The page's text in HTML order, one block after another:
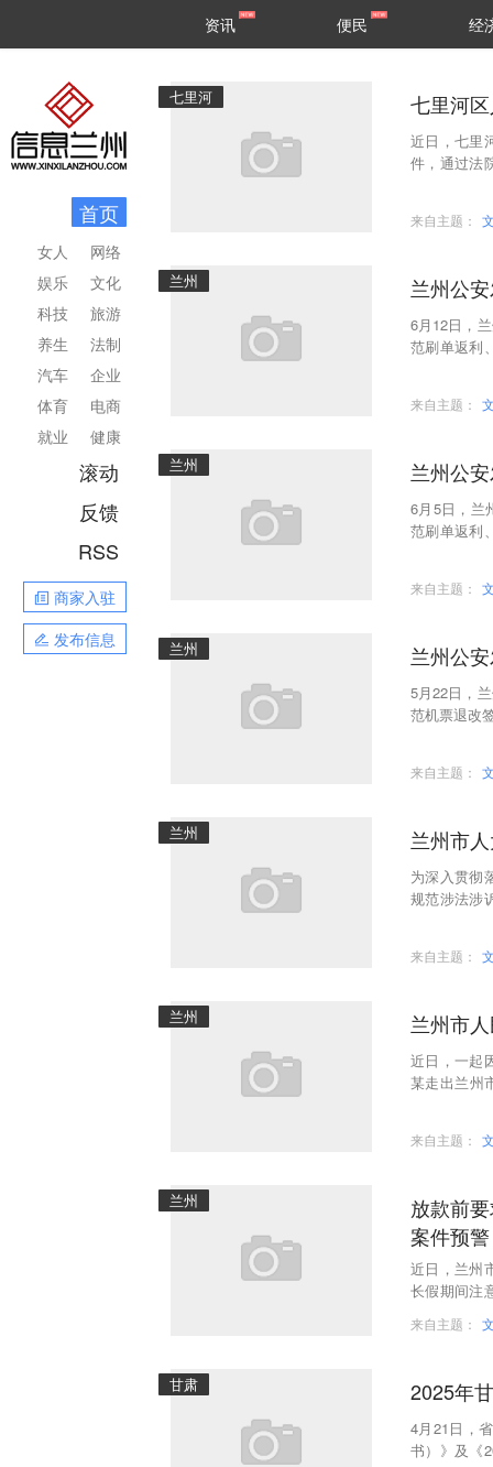
区县
资讯 便民 经
首页
网络
文化
旅游
法制
企业
电商
健康
女人
娱乐
科技
养生
汽车
体育
就业
滚动
反馈
RSS
商家入驻
发布信息
七里河 七里河
近日，七里
件，通过法
来自主题：
兰州 兰州公
6月12日，
范刷单返利
来自主题：
兰州 兰州公
6月5日，兰
范刷单返利
来自主题：
兰州 兰州公
5月22日，
范机票退改
来自主题：
兰州 兰州市
为深入贯彻
规范涉法涉
来自主题：
兰州 兰州市
近日，一起
某走出兰州
来自主题：
兰州
放款前
案件预警
近日，兰州
长假期间注
来自主题：
甘肃 2025年
4月21日，
书）》及《